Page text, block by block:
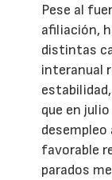
Pese al
afiliación,
distintas
interanual
que en
favorable
parados